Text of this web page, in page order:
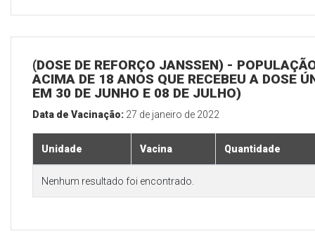
(DOSE DE REFORÇO JANSSEN) -
ACIMA DE 18 ANOS QUE RECEBEU A DOSE
EM 30 DE JUNHO E 08 DE JULHO)
Data de Vacinação: 27 de janeiro de 2022
Unidade Vacina Quantidade
Nenhum resultado foi encontrado.